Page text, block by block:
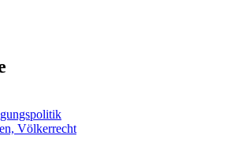
Völkerrecht